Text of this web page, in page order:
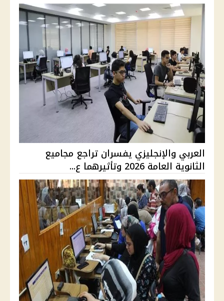
العربي والإنجليزي يفسران تراجع مجاميع
الثانوية العامة 2026 وتأثيرهما ع...